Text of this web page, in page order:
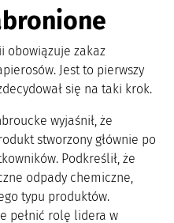
obowiązuje zakaz
Jest to pierwszy
się na taki krok.
wyjaśnił, że
stworzony głównie po
Podkreślił, że
odpady chemiczne,
typu produktów.
pełnić rolę lidera w